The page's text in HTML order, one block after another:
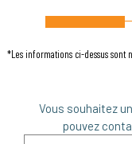
*Les informations ci-dessus sont
Vous souhaitez
pouvez